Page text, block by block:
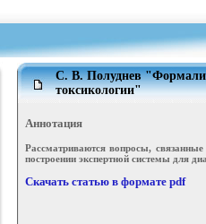
С. В. Полуднев
токсикологии"
Аннотация
Рассматриваются вопросы,
построении экспертной системы для
Скачать статью в формате pdf